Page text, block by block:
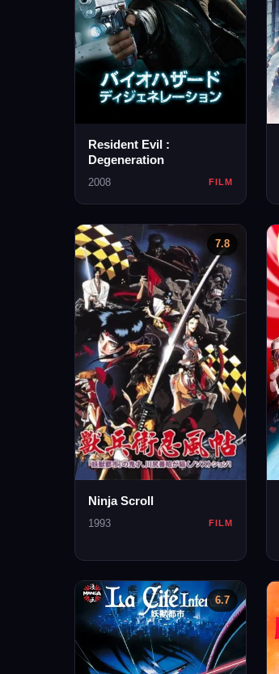
Resident Evil :
Degeneration
2008 FILM
7.8
Ninja Scroll
1993 FILM
6.7